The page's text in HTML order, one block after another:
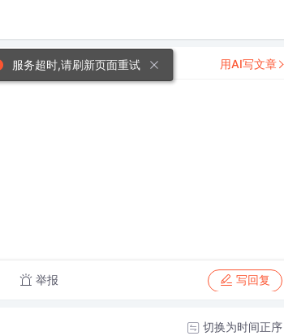
举报 写回复
用AI写文章
切换为时间正序
服务超时,请刷新页面重试